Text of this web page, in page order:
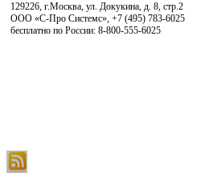
129226, г.Москва, ул. Докукина, д. 8, стр.2
ООО «С-Про Системс», +7 (495) 783-6025
бесплатно по России: 8-800-555-6025